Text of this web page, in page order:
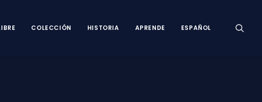
COLECCIÓN HISTORIA APRENDE ESPAÑOL